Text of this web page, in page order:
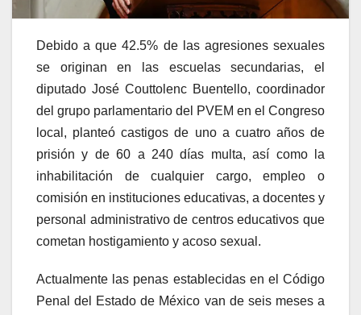
Debido a que 42.5% de las agresiones sexuales
se originan en las escuelas secundarias, el
diputado José Couttolenc Buentello, coordinador
del grupo parlamentario del PVEM en el Congreso
local, planteó castigos de uno a cuatro años de
prisión y de 60 a 240 días multa, así como la
inhabilitación de cualquier cargo, empleo o
comisión en instituciones educativas, a docentes y
personal administrativo de centros educativos que
cometan hostigamiento y acoso sexual.
Actualmente las penas establecidas en el Código
Penal del Estado de México van de seis meses a